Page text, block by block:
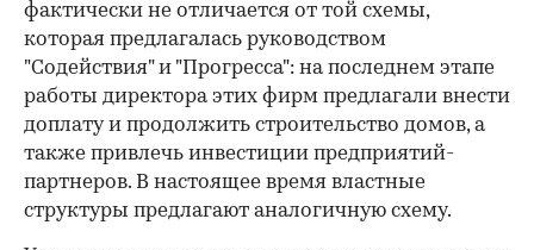
фактически не отличается от той схемы,
которая предлагалась руководством
"Содействия" и "Прогресса": на последнем этапе
работы директора этих фирм предлагали внести
доплату и продолжить строительство домов, а
также привлечь инвестиции предприятий-
партнеров. В настоящее время властные
структуры предлагают аналогичную схему.